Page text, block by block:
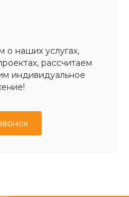
наших услугах,
рассчитаем
индивидуальное